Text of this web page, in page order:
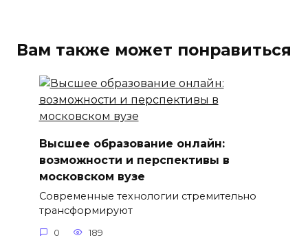
Вам также может понравиться
Высшее образование онлайн:
возможности и перспективы в
московском вузе
Современные технологии стремительно
трансформируют
0 189